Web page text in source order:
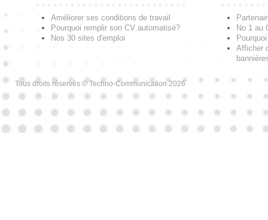
Améliorer ses conditions de travail
Pourquoi remplir son CV automatisé?
Nos 30 sites d'emploi
No 1 au
Afficher
Tous droits réservés © Techno-Communication 2026